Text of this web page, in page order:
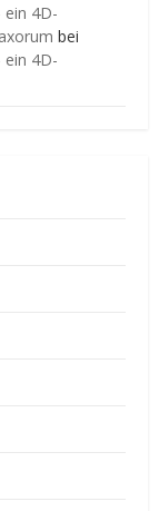
ein 4D-
bei
ein 4D-